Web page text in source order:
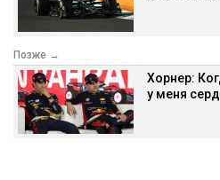
Позже →
Хорнер:
у меня